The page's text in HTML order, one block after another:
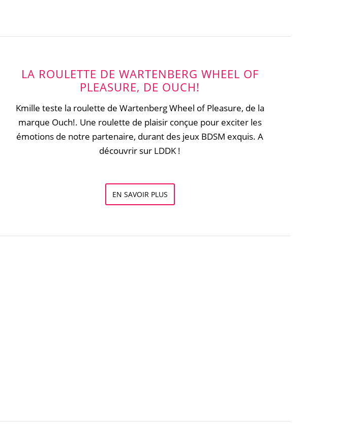
LA ROULETTE DE WARTENBERG WHEEL OF
PLEASURE, DE OUCH!
Kmille teste la roulette de Wartenberg Wheel of Pleasure, de la
marque Ouch!. Une roulette de plaisir conçue pour exciter les
émotions de notre partenaire, durant des jeux BDSM exquis. A
découvrir sur LDDK !
EN SAVOIR PLUS